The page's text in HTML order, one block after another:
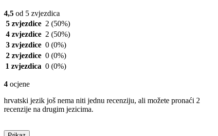
4,5 od 5 zvjezdica
5 zvjezdice 2 (50%)
4 zvjezdice 2 (50%)
3 zvjezdice 0 (0%)
2 zvjezdice 0 (0%)
1 zvjezdica 0 (0%)
4 ocjene
hrvatski jezik još nema niti jednu recenziju, ali možete pronaći 2
recenzije na drugim jezicima.